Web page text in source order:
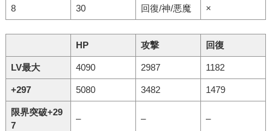
8 30 回復/神/悪魔 ×
HP 攻撃 回復
LV最大 4090 2987 1182
+297 5080 3482 1479
限界突破+29
7
– – –